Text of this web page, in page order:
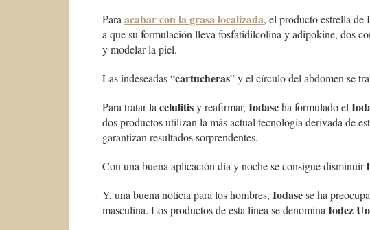
Para acabar con la grasa localizada, el producto estrella de
a que su formulación lleva fosfatidilcolina y adipokine, dos
y modelar la piel.
Las indeseadas “cartucheras” y el círculo del abdomen se
Para tratar la celulitisy reafirmar, Iodaseha formulado el
dos productos utilizan la más actual tecnología derivada de
garantizan resultados sorprendentes.
Con una buena aplicación día y noche se consigue disminuir
Y, una buena noticia para los hombres, Iodasese ha
masculina. Los productos de esta línea se denomina Iodez